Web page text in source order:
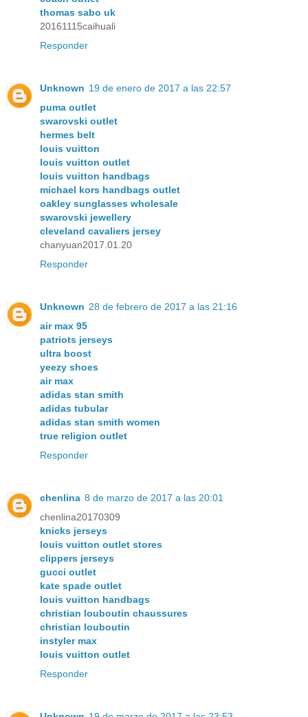
thomas sabo uk
20161115caihuali
Responder
Unknown 19 de enero de 2017 a las 22:57
puma outlet
swarovski outlet
hermes belt
louis vuitton
louis vuitton outlet
louis vuitton handbags
michael kors handbags outlet
oakley sunglasses wholesale
swarovski jewellery
cleveland cavaliers jersey
chanyuan2017.01.20
Responder
Unknown 28 de febrero de 2017 a las 21:16
air max 95
patriots jerseys
ultra boost
yeezy shoes
air max
adidas stan smith
adidas tubular
adidas stan smith women
true religion outlet
Responder
chenlina 8 de marzo de 2017 a las 20:01
chenlina20170309
knicks jerseys
louis vuitton outlet stores
clippers jerseys
gucci outlet
kate spade outlet
louis vuitton handbags
christian louboutin chaussures
christian louboutin
instyler max
louis vuitton outlet
Responder